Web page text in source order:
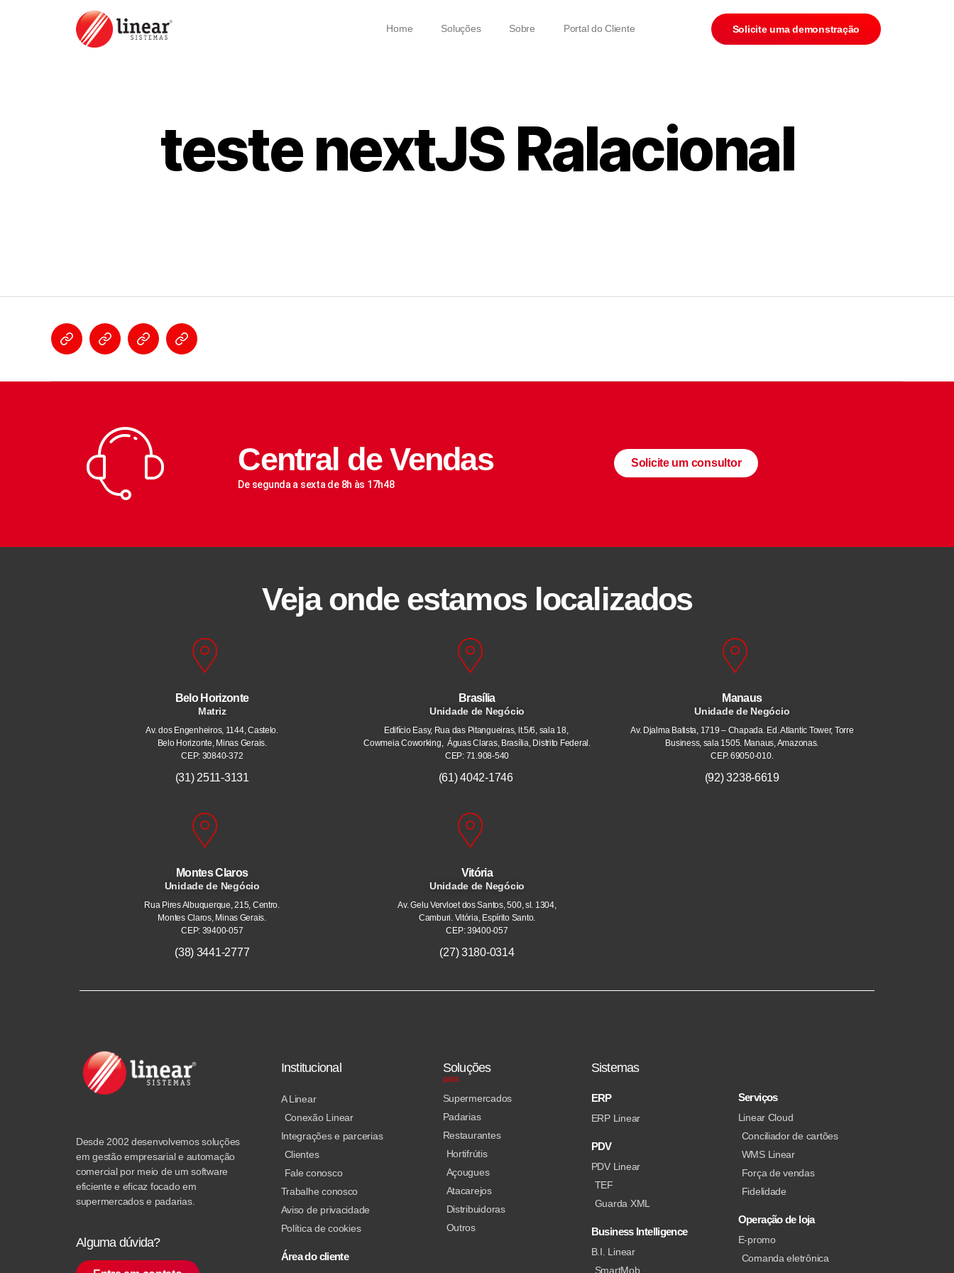
Home Soluções Sobre Portal do Cliente Solicite uma demonstração
teste nextJS Ralacional
Central de Vendas
De segunda a sexta de 8h às 17h48
Solicite um consultor
Veja onde estamos localizados
Belo Horizonte
Matriz
Av. dos Engenheiros, 1144, Castelo.
Belo Horizonte, Minas Gerais.
CEP: 30840-372
(31) 2511-3131
Montes Claros
Unidade de Negócio
Rua Pires Albuquerque, 215, Centro.
Montes Claros, Minas Gerais.
CEP: 39400-057
(38) 3441-2777
Brasília
Unidade de Negócio
Edifício Easy, Rua das Pitangueiras, lt.5/6, sala 18,
Cowmeia Coworking, Águas Claras, Brasília, Distrito Federal.
CEP: 71.908-540
(61) 4042-1746
Vitória
Unidade de Negócio
Av. Gelu Vervloet dos Santos, 500, sl. 1304,
Camburi. Vitória, Espírito Santo.
CEP: 39400-057
(27) 3180-0314
Manaus
Unidade de Negócio
Av. Djalma Batista, 1719 – Chapada. Ed. Atlantic Tower, Torre
Business, sala 1505. Manaus, Amazonas.
CEP. 69050-010.
(92) 3238-6619
Desde 2002 desenvolvemos soluções
em gestão empresarial e automação
comercial por meio de um software
eficiente e eficaz focado em
supermercados e padarias.
Alguma dúvida?
Institucional
A Linear
Conexão Linear
Integrações e parcerias
Clientes
Fale conosco
Trabalhe conosco
Aviso de privacidade
Política de cookies
Área do cliente
Soluções
para
Supermercados
Padarias
Restaurantes
Hortifrútis
Açougues
Atacarejos
Distribuidoras
Outros
Sistemas
ERP
ERP Linear
PDV
PDV Linear
TEF
Guarda XML
Business Intelligence
B.I. Linear
SmartMob
Serviços
Linear Cloud
Conciliador de cartões
WMS Linear
Força de vendas
Fidelidade
Operação de loja
E-promo
Comanda eletrônica